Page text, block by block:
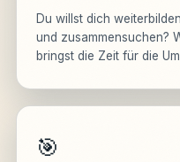
Du willst dich
und zusammensuchen?
bringst die Zeit für die
🎯